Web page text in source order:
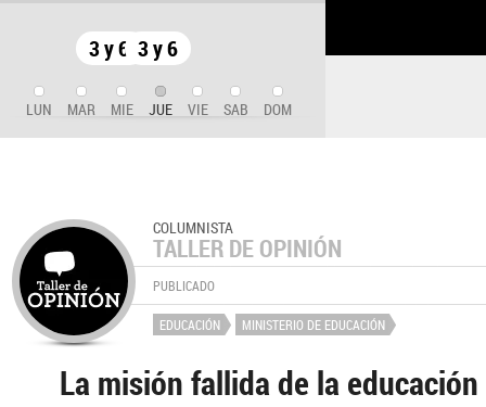
3 y 6 3 y 6
LUN MAR MIE JUE VIE SAB DOM
COLUMNISTA
TALLER DE OPINIÓN
PUBLICADO
EDUCACIÓN MINISTERIO DE EDUCACIÓN
La misión fallida de la educación